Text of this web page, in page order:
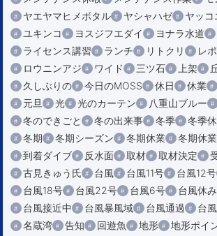
ヤエヤマヒメボタル
ヤシャハゼ ヤッコ
ユキンコ
ヨスジフエダイ ヨナラ水道
ライセンス講習
ランチ リトクリ
レ
ロウニンアジ
ワイド 三ツ石 上架
久しぶりの
今日のMOSS 休日 休業
元旦
光 光のカーテン 八重山ブルー
冬のできごと
冬の出来事 冬季 冬季
冬期
冬期シーズン 冬期休業 冬期休
到着ダイブ
反水面 取材 取材決定
古見きゅう氏
台風 台風11号 台風12号
台風18号
台風22号 台風6号 台風休み
台風接近中
台風暴風域 台風通過 台
名蔵湾
告知 回遊魚 地形 地形ポイ